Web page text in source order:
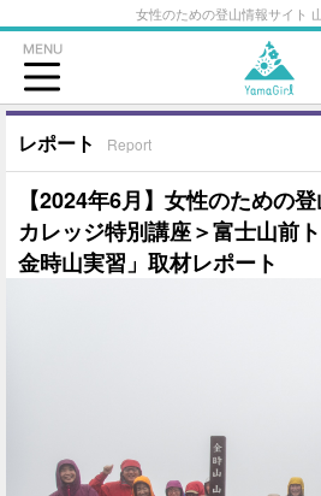
女性のための登山情報サイト
レポート Report
【2024年6月】女性のための
カレッジ特別講座＞富士山前
金時山実習」取材レポート